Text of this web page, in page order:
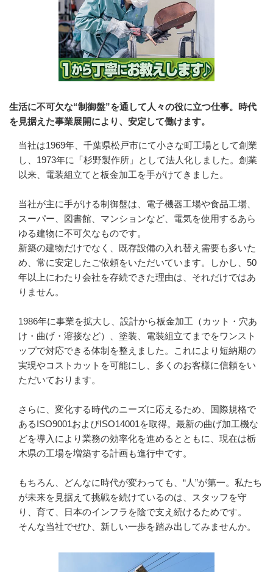
生活に不可欠な“制御盤”を通して人々の役に立つ仕事。時代
を見据えた事業展開により、安定して働けます。
当社は1969年、千葉県松戸市にて小さな町工場として創業
し、1973年に「杉野製作所」として法人化しました。創業
以来、電装組立てと板金加工を手がけてきました。
当社が主に手がける制御盤は、電子機器工場や食品工場、
スーパー、図書館、マンションなど、電気を使用するあら
ゆる建物に不可欠なものです。
新築の建物だけでなく、既存設備の入れ替え需要も多いた
め、常に安定したご依頼をいただいています。しかし、50
年以上にわたり会社を存続できた理由は、それだけではあ
りません。
1986年に事業を拡大し、設計から板金加工（カット・穴あ
け・曲げ・溶接など）、塗装、電装組立てまでをワンスト
ップで対応できる体制を整えました。これにより短納期の
実現やコストカットを可能にし、多くのお客様に信頼をい
ただいております。
さらに、変化する時代のニーズに応えるため、国際規格で
あるISO9001およびISO14001を取得。最新の曲げ加工機な
どを導入により業務の効率化を進めるとともに、現在は栃
木県の工場を増築する計画も進行中です。
もちろん、どんなに時代が変わっても、“人”が第一。私たち
が未来を見据えて挑戦を続けているのは、スタッフを守
り、育て、日本のインフラを陰で支え続けるためです。
そんな当社でぜひ、新しい一歩を踏み出してみませんか。